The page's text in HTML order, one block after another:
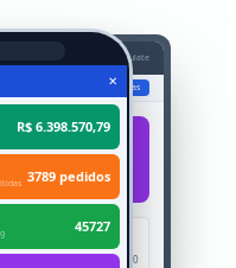
Meta arb coberturas Base acumulate
Regras Customizadas
1.000
✕
R$ 6.398.570,79
3789 pedidos
45727